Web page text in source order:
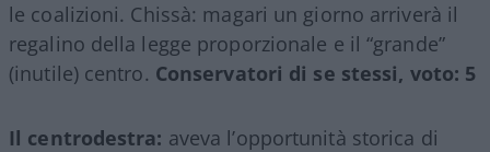
le coalizioni. Chissà: magari un giorno arriverà il
regalino della legge proporzionale e il “grande”
(inutile) centro. Conservatori di se stessi, voto: 5
Il centrodestra: aveva l’opportunità storica di